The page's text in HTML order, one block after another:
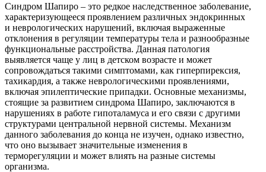
Синдром Шапиро – это редкое наследственное заболевание,
характеризующееся проявлением различных эндокринных
и неврологических нарушений, включая выраженные
отклонения в регуляции температуры тела и разнообразные
функциональные расстройства. Данная патология
выявляется чаще у лиц в детском возрасте и может
сопровождаться такими симптомами, как гиперпирексия,
тахикардия, а также неврологическими проявлениями,
включая эпилептические припадки. Основные механизмы,
стоящие за развитием синдрома Шапиро, заключаются в
нарушениях в работе гипоталамуса и его связи с другими
структурами центральной нервной системы. Механизм
данного заболевания до конца не изучен, однако известно,
что оно вызывает значительные изменения в
терморегуляции и может влиять на разные системы
организма.